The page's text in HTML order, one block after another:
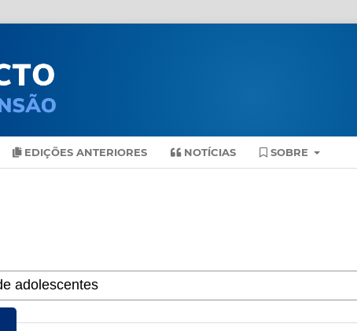
EDIÇÕES ANTERIORES NOTÍCIAS SOBRE